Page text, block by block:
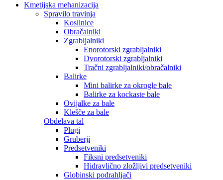
Kmetijska mehanizacija
Spravilo travinja
Kosilnice
Obračalniki
Zgrabljalniki
Enorotorski zgrabljalniki
Dvorotorski zgrabljalniki
Tračni zgrabljalniki/obračalniki
Balirke
Mini balirke za okrogle bale
Balirke za kockaste bale
Ovijalke za bale
Klešče za bale
Obdelava tal
Plugi
Gruberji
Predsetveniki
Fiksni predsetveniki
Hidravlično zložljivi predsetveniki
Globinski podrahljači